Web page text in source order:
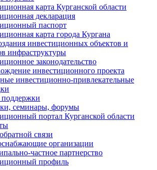
карта Курганской области
декларация
паспорт
карта города Кургана
инвестиционных объектов и
инфраструктуры
законодательство
инвестиционного проекта
инвестиционно-привлекательные
семинары, форумы
портал Курганской области
связи
организации
частное партнерство
профиль